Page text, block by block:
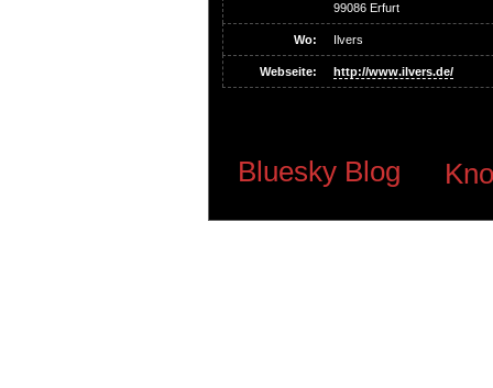
99086 Erfurt
Wo: Ilvers
Webseite: http://www.ilvers.de/
Bluesky Blog